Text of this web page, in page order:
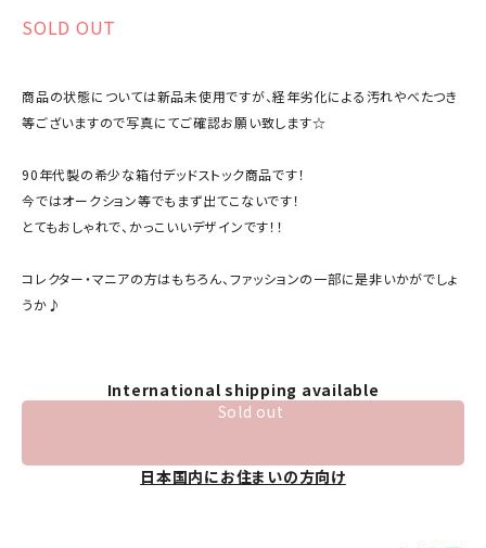
SOLD OUT
商品の状態については新品未使用ですが、経年劣化による汚れやべたつき
等ございますので写真にてご確認お願い致します☆
90年代製の希少な箱付デッドストック商品です！
今ではオークション等でもまず出てこないです！
とてもおしゃれで、かっこいいデザインです！！
コレクター・マニアの方はもちろん、ファッションの一部に是非いかがでしょ
うか♪
International shipping available
Sold out
日本国内にお住まいの方向け